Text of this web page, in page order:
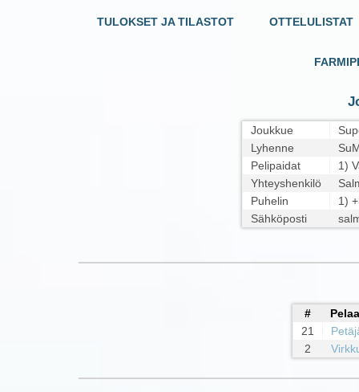
TULOKSET JA TILASTOT OTTELULISTAT
Joukkue
Lyhenne
Pelipaidat
1)
Yhteyshenkilö
Puhelin
1)
Sähköposti
#
21
2